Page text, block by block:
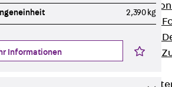
RIS
Kabelrinnen-
Kabelrinnen-
Kabelrinnen-
2,390 kg
Informationen